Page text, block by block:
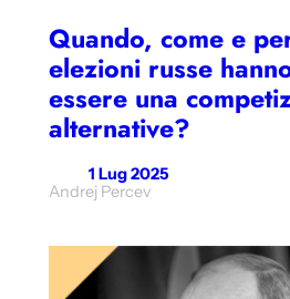
Quando, come e
elezioni russe
essere una
alternative?
1 Lug 2025
Andrej Percev